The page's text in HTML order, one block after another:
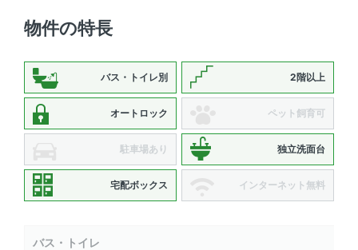
物件の特長
バス・トイレ別 2階以上
オートロック ペット飼育可
駐車場あり 独立洗面台
宅配ボックス インターネット無料
バス・トイレ